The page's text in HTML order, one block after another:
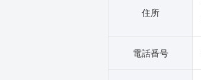
住所
電話番号